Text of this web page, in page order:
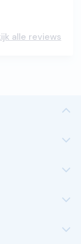
alle reviews